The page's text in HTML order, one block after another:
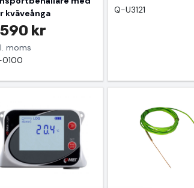
kväveånga
kr
moms
0100
Q-U3121